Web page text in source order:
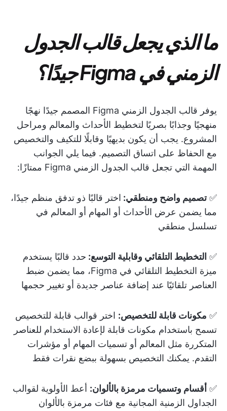
ما الذي يجعل قالب الجدول
الزمني في Figma جيدًا؟
يوفر قالب الجدول الزمني Figma المصمم جيدًا نهجًا
منهجيًا وجذابًا بصريًا لتخطيط الأحداث والمعالم ومراحل
المشروع. يجب أن يكون بديهيًا وقابلًا للتكيف والتخصيص
مع الحفاظ على اتساق التصميم. فيما يلي الجوانب
المهمة التي تجعل قالب الجدول الزمني Figma ممتازًا:
✅تصميم واضح ومنطقي: اختر قالبًا ذو تدفق منظم جيدًا،
مما يضمن عرض الأحداث أو المهام أو المعالم في
تسلسل منطقي
✅ التخطيط التلقائي وقابلية التوسع: حدد قالبًا يستخدم
ميزة التخطيط التلقائي في Figma، مما يضمن ضبط
العناصر تلقائيًا عند إضافة عناصر جديدة أو تغيير حجمها
✅ مكونات قابلة للتخصيص: اختر قوالب قابلة للتخصيص
تسمح باستخدام مكونات قابلة لإعادة الاستخدام للعناصر
المتكررة مثل المعالم أو تسميات المهام أو مؤشرات
التقدم. يمكنك التخصيص بسهولة ببضع نقرات فقط
✅ أقسام وتسميات مرمزة بالألوان: أعط الأولوية لقوالب
الجداول الزمنية المجانية مع فئات مرمزة بالألوان